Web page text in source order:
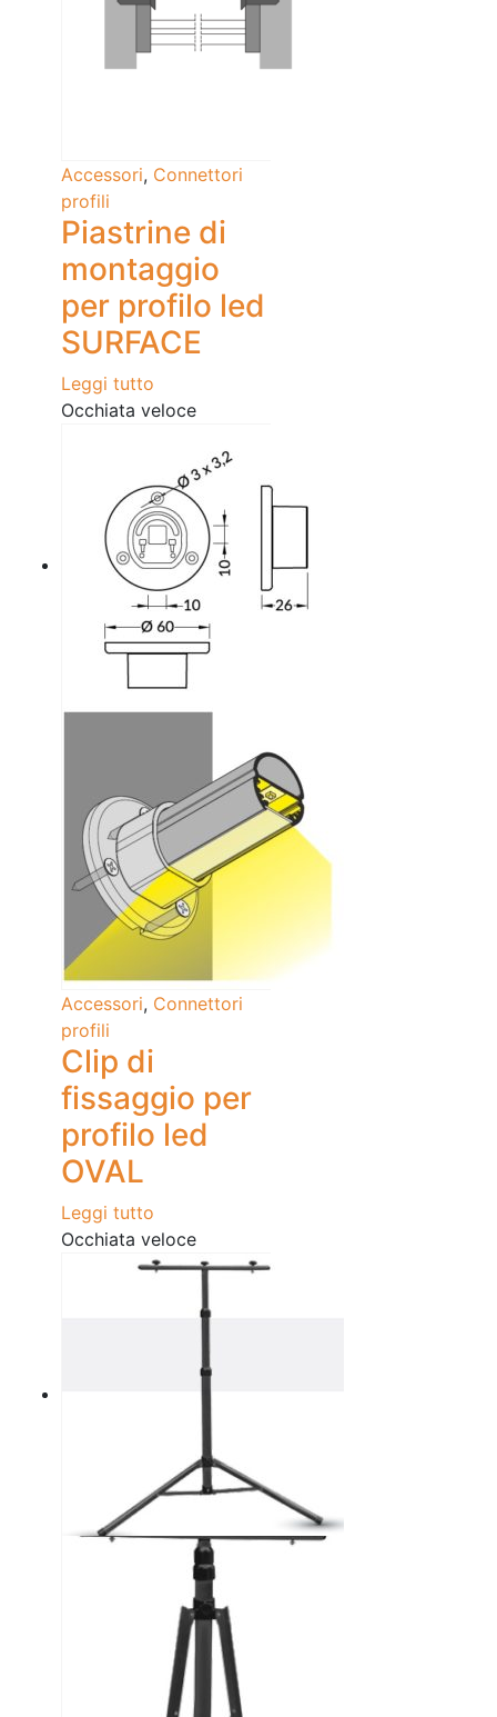
Accessori, Connettori
profili
Piastrine di
montaggio
per profilo led
SURFACE
Leggi tutto
Occhiata veloce
Accessori, Connettori
profili
Clip di
fissaggio per
profilo led
OVAL
Leggi tutto
Occhiata veloce